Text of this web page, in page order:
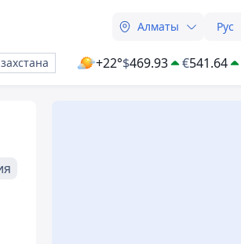
Алматы Рус
+22°$469.93 €541.64